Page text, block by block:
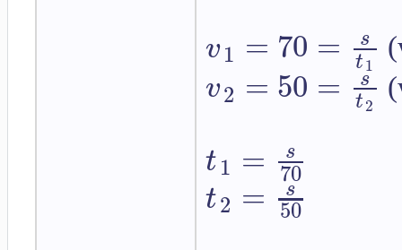
v1 = 70 = s
t1
v2 = 50 = s
t2
t1 = s
70
t2 = s
50